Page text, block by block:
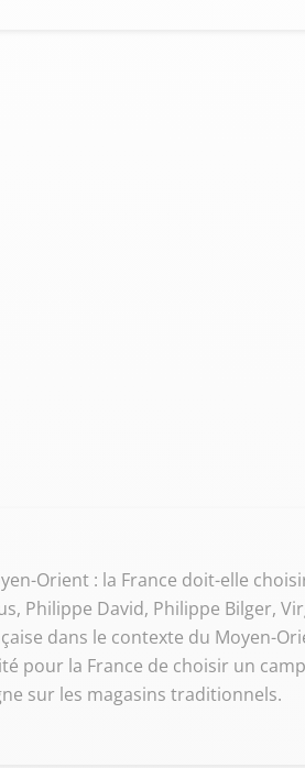
Orient : la France doit-elle
Philippe David, Philippe Bilger,
dans le contexte du Moyen-
pour la France de choisir un
sur les magasins traditionnels.